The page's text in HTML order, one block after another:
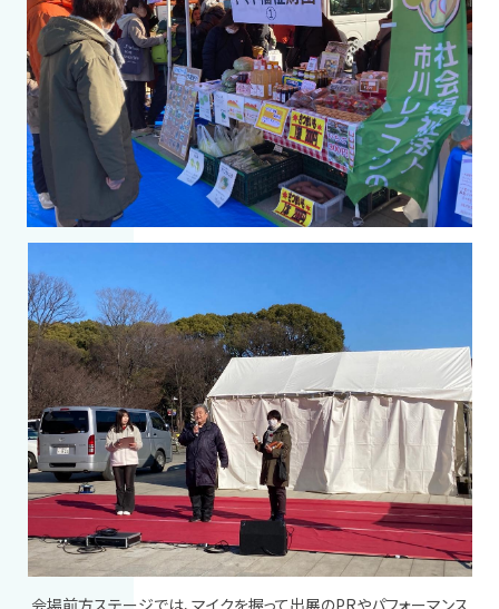
会場前方ステージでは、マイクを握って出展のPRやパフォーマンス